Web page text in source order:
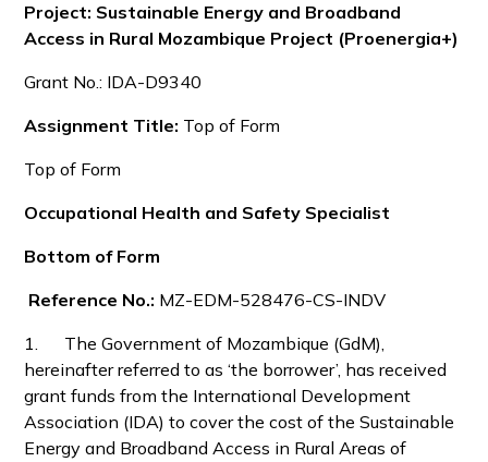
Project: Sustainable Energy and Broadband
Access in Rural Mozambique Project (Proenergia+)
Grant No.: IDA-D9340
Assignment Title: Top of Form
Top of Form
Occupational Health and Safety Specialist
Bottom of Form
Reference No.: MZ-EDM-528476-CS-INDV
1. The Government of Mozambique (GdM),
hereinafter referred to as ‘the borrower’, has received
grant funds from the International Development
Association (IDA) to cover the cost of the Sustainable
Energy and Broadband Access in Rural Areas of